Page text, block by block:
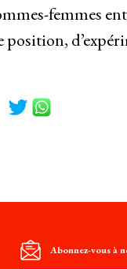
femmes
position,
Abonnez-vous à